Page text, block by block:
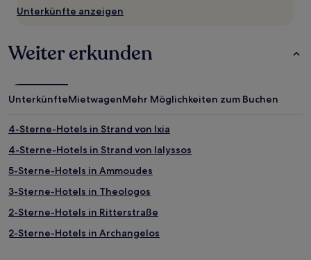
Es
Bedingungen
Unterkünfte anzeigen
Weiter erkunden
UnterkünfteMietwagenMehr Möglichkeiten zum Buchen
4-Sterne-Hotels in Strand von Ixia
4-Sterne-Hotels in Strand von Ialyssos
5-Sterne-Hotels in Ammoudes
3-Sterne-Hotels in Theologos
2-Sterne-Hotels in Ritterstraße
2-Sterne-Hotels in Archangelos